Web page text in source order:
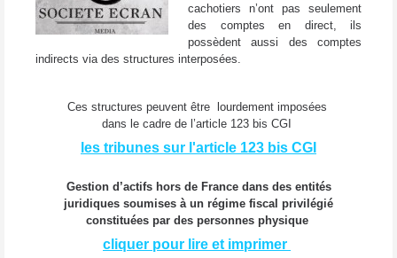
cachotiers n’ont pas seulement
des comptes en direct, ils
possèdent aussi des comptes
indirects via des structures interposées.
Ces structures peuvent être lourdement imposées
dans le cadre de l’article 123 bis CGI
les tribunes sur l'article 123 bis CGI
Gestion d’actifs hors de France dans des entités
juridiques soumises à un régime fiscal privilégié
constituées par des personnes physique
cliquer pour lire et imprimer